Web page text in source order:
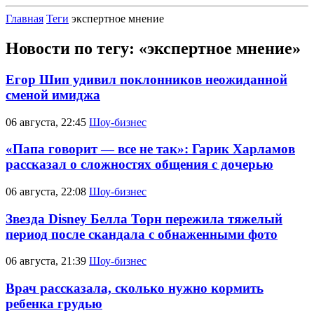
Главная Теги экспертное мнение
Новости по тегу: «экспертное мнение»
Егор Шип удивил поклонников неожиданной
сменой имиджа
06 августа, 22:45 Шоу-бизнес
«Папа говорит — все не так»: Гарик Харламов
рассказал о сложностях общения с дочерью
06 августа, 22:08 Шоу-бизнес
Звезда Disney Белла Торн пережила тяжелый
период после скандала с обнаженными фото
06 августа, 21:39 Шоу-бизнес
Врач рассказала, сколько нужно кормить
ребенка грудью